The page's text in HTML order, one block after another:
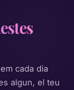
cada dia
algun, el teu